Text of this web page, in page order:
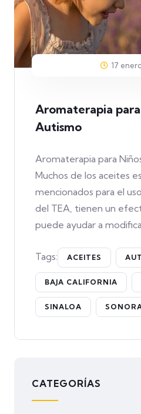
17
Aromaterapia
Autismo
Aromaterapia para
Muchos de los aceites
mencionados para el
del TEA, tienen un
puede ayudar a
Tags: ACEITES
BAJA CALIFORNIA
SINALOA
CATEGORÍAS